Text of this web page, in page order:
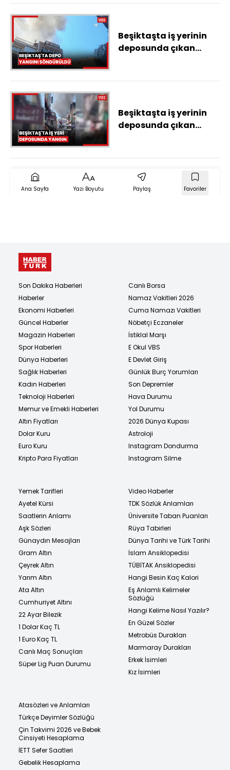
Beşiktaşta iş yerinin
deposunda çıkan
Beşiktaşta iş yerinin
deposunda çıkan
Ana Sayfa Yazı Boyutu Paylaş Favoriler
Son Dakika Haberleri
Haberler
Ekonomi Haberleri
Güncel Haberler
Magazin Haberleri
Spor Haberleri
Dünya Haberleri
Sağlık Haberleri
Kadın Haberleri
Teknoloji Haberleri
Memur ve Emekli Haberleri
Altın Fiyatları
Dolar Kuru
Euro Kuru
Kripto Para Fiyatları
Canlı Borsa
Namaz Vakitleri 2026
Cuma Namazı Vakitleri
Nöbetçi Eczaneler
İstiklal Marşı
E Okul VBS
E Devlet Giriş
Günlük Burç Yorumları
Son Depremler
Hava Durumu
Yol Durumu
2026 Dünya Kupası
Astroloji
Instagram Dondurma
Instagram Silme
Yemek Tarifleri
Ayetel Kürsi
Saatlerin Anlamı
Aşk Sözleri
Günaydın Mesajları
Gram Altın
Çeyrek Altın
Yarım Altın
Ata Altın
Cumhuriyet Altını
22 Ayar Bilezik
1 Dolar Kaç TL
1 Euro Kaç TL
Canlı Maç Sonuçları
Süper Lig Puan Durumu
Video Haberler
TDK Sözlük Anlamları
Üniversite Taban Puanları
Rüya Tabirleri
Dünya Tarihi ve Türk Tarihi
İslam Ansiklopedisi
TÜBİTAK Ansiklopedisi
Hangi Besin Kaç Kalori
Eş Anlamlı Kelimeler
Sözlüğü
Hangi Kelime Nasıl Yazılır?
En Güzel Sözler
Metrobüs Durakları
Marmaray Durakları
Erkek İsimleri
Kız İsimleri
Atasözleri ve Anlamları
Türkçe Deyimler Sözlüğü
Çin Takvimi 2026 ve Bebek
Cinsiyeti Hesaplama
İETT Sefer Saatleri
Gebelik Hesaplama